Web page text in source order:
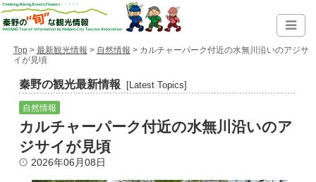
Top> 最新観光情報 > 自然情報 > カルチャーパーク付近の水無川沿いのアジサ
イが見頃
秦野の観光最新情報 [Latest Topics]
自然情報
カルチャーパーク付近の水無川沿いのア
ジサイが見頃
2026年06月08日